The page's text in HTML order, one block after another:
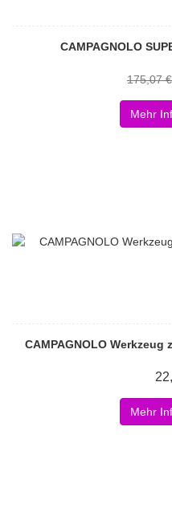
CAMPAGNOLO
175,07 €
Mehr
CAMPAGNOLO
Mehr